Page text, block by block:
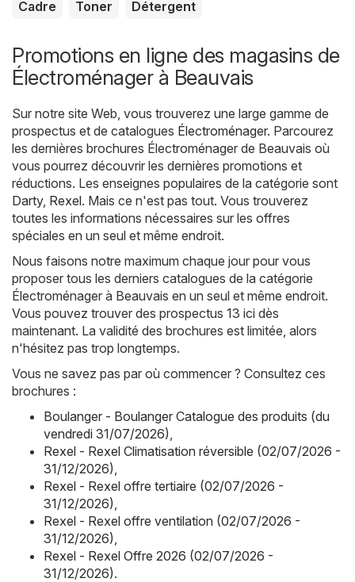
Cadre
Toner Détergent
Promotions en ligne des magasins de
Électroménager à Beauvais
Sur notre site Web, vous trouverez une large gamme de
prospectus et de catalogues Électroménager. Parcourez
les dernières brochures Électroménager de Beauvais où
vous pourrez découvrir les dernières promotions et
réductions. Les enseignes populaires de la catégorie sont
Darty, Rexel. Mais ce n'est pas tout. Vous trouverez
toutes les informations nécessaires sur les offres
spéciales en un seul et même endroit.
Nous faisons notre maximum chaque jour pour vous
proposer tous les derniers catalogues de la catégorie
Électroménager à Beauvais en un seul et même endroit.
Vous pouvez trouver des prospectus 13 ici dès
maintenant. La validité des brochures est limitée, alors
n'hésitez pas trop longtemps.
Vous ne savez pas par où commencer ? Consultez ces
brochures :
Boulanger - Boulanger Catalogue des produits (du
vendredi 31/07/2026)
Rexel - Rexel Climatisation réversible (02/07/2026 -
31/12/2026)
Rexel - Rexel offre tertiaire (02/07/2026 -
31/12/2026)
Rexel - Rexel offre ventilation (02/07/2026 -
31/12/2026)
Rexel - Rexel Offre 2026 (02/07/2026 -
31/12/2026).